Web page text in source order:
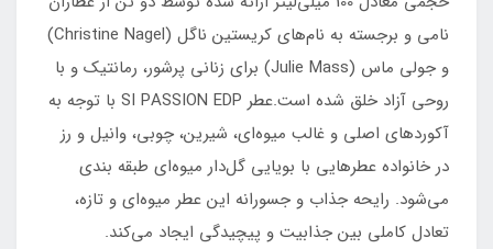
نامی و برجسته به نام‌های کریستین ناگل (Christine Nagel)
و جولی ماس (Julie Mass) برای زنانی پرشور، رمانتیک و با
روحی آزاد خلق شده است.عطر SI PASSION EDP با توجه به
آکوردهای اصلی و غالب میوه‌ای، شیرین، چوبی، وانیل و رز
در خانواده عطرهایی با بویایی گل‌دار میوه‌ای طبقه بندی
می‌شود. رایحه جذاب و جسورانه این عطر میوه‌ای و تازه،
تعادل کاملی بین جذابیت و پیچیدگی ایجاد می‌کند.